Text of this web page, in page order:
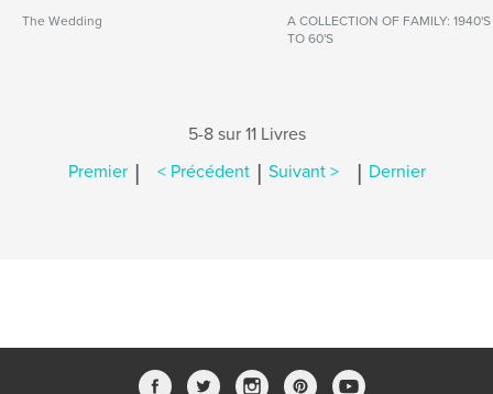
The Wedding
A COLLECTION OF FAMILY: 1940'S
TO 60'S
5-8 sur 11 Livres
Premier | < Précédent | Suivant > | Dernier